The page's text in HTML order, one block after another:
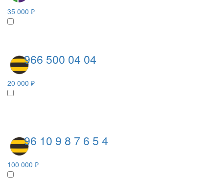
35 000 ₽
966 500 04 04
20 000 ₽
96 10 9 8 7 6 5 4
100 000 ₽